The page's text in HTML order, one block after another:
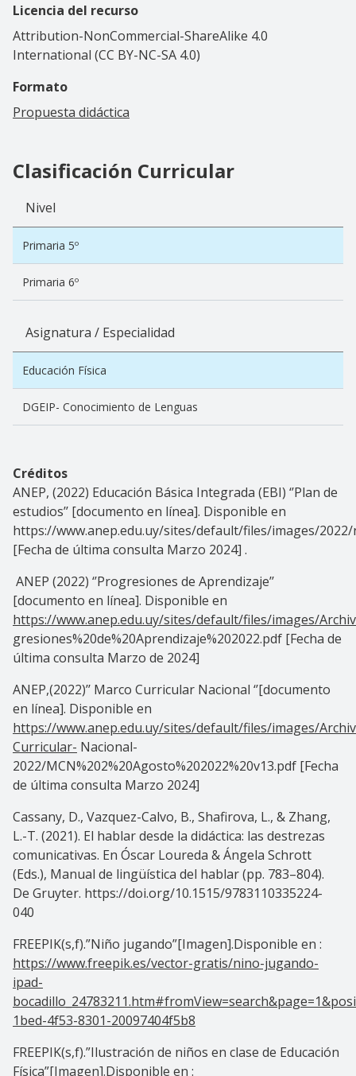
Licencia del recurso
Attribution-NonCommercial-ShareAlike 4.0
International (CC BY-NC-SA 4.0)
Formato
Propuesta didáctica
Clasificación Curricular
Nivel
Primaria 5º
Primaria 6º
Asignatura / Especialidad
Educación Física
DGEIP- Conocimiento de Lenguas
Créditos
ANEP, (2022) Educación Básica Integrada (EBI) ‘’Plan de
estudios’’ [documento en línea]. Disponible en
https://www.anep.edu.uy/sites/default/files/images/
[Fecha de última consulta Marzo 2024] .
ANEP (2022) ‘’Progresiones de Aprendizaje’’
[documento en línea]. Disponible en
https://www.anep.edu.uy/sites/default/files/images/
gresiones%20de%20Aprendizaje%202022.pdf [Fecha de
última consulta Marzo de 2024]
ANEP,(2022)’’ Marco Curricular Nacional ‘’[documento
en línea]. Disponible en
https://www.anep.edu.uy/sites/default/files/images/
Curricular- Nacional-
2022/MCN%202%20Agosto%202022%20v13.pdf [Fecha
de última consulta Marzo 2024]
Cassany, D., Vazquez-Calvo, B., Shafirova, L., & Zhang,
L.-T. (2021). El hablar desde la didáctica: las destrezas
comunicativas. En Óscar Loureda & Ángela Schrott
(Eds.), Manual de lingüística del hablar (pp. 783–804).
De Gruyter. https://doi.org/10.1515/9783110335224-
040
FREEPIK(s,f).”Niño jugando”[Imagen].Disponible en :
https://www.freepik.es/vector-gratis/nino-jugando-
ipad-
1bed-4f53-8301-20097404f5b8
FREEPIK(s,f).”Ilustración de niños en clase de Educación
Física”[Imagen].Disponible en :